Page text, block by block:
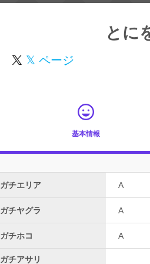
とに
𝕏 ページ
基本情報
ガチエリア A
ガチヤグラ A
ガチホコ A
ガチアサリ